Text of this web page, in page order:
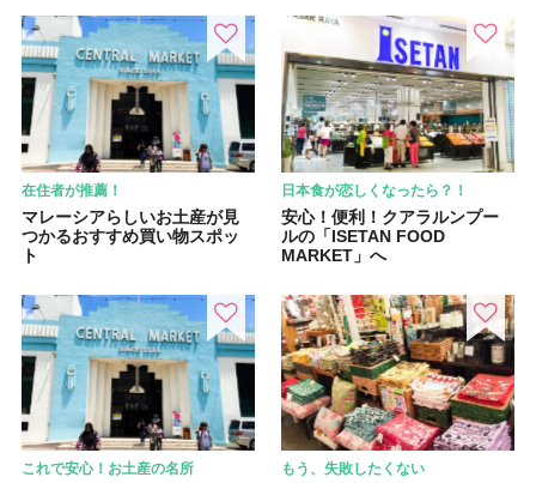
在住者が推薦！
マレーシアらしいお土産が見
つかるおすすめ買い物スポッ
ト
日本食が恋しくなったら？！
安心！便利！クアラルンプー
ルの「ISETAN FOOD
MARKET」へ
これで安心！お土産の名所 もう、失敗したくない